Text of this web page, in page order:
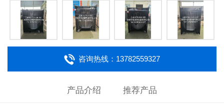
咨询热线：13782559327
产品介绍 推荐产品